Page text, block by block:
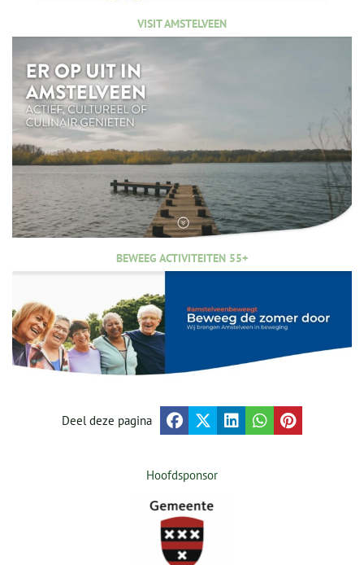
VISIT AMSTELVEEN
BEWEEG ACTIVITEITEN 55+
Deel deze pagina
Hoofdsponsor